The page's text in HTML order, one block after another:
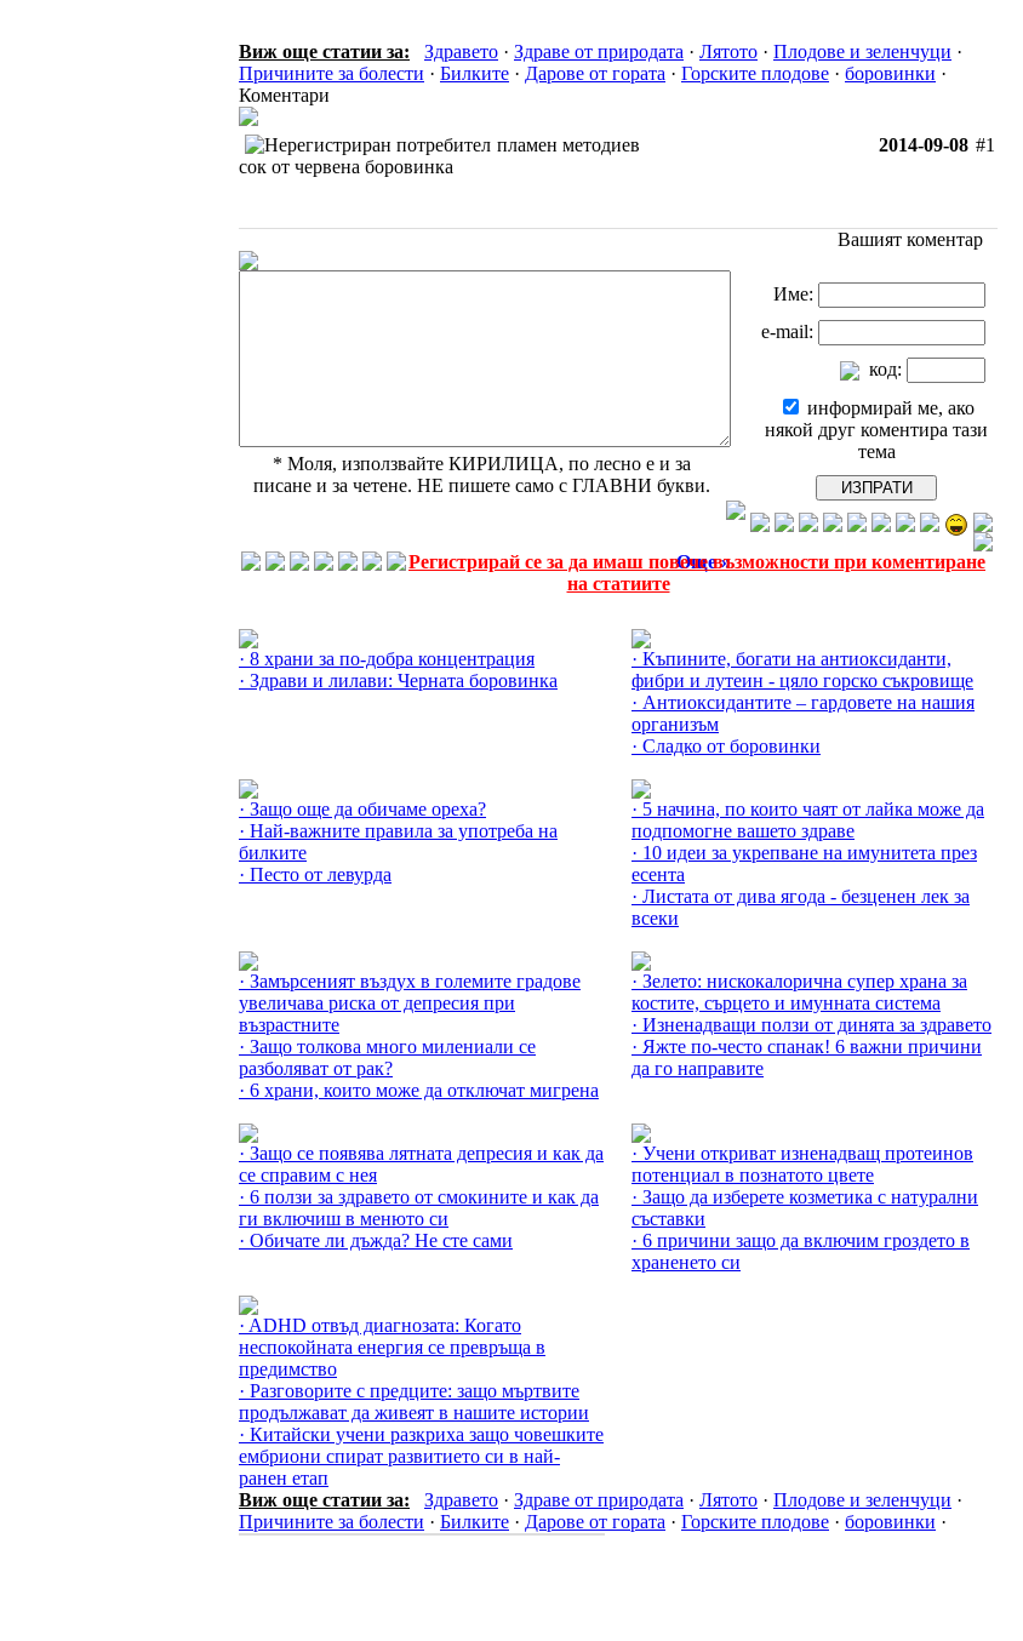
Виж още статии за: Здравето · Здраве от природата · Лятото · Плодове и зеленчуци ·
Причините за болести · Билките · Дарове от гората · Горските плодове · боровинки ·
Коментари
2014-09-08 #1
пламен методиев
сок от червена боровинка
Вашият коментар
* Моля, използвайте КИРИЛИЦА, по лесно е и за
писане и за четене. НЕ пишете само с ГЛАВНИ букви.
Име:
e-mail:
код:
информирай ме, ако
някой друг коментира тази
тема
Още »
Регистрирай се за да имаш повече възможности при коментиране
на статиите
· 8 храни за по-добра концентрация
· Здрави и лилави: Черната боровинка
· Къпините, богати на антиоксиданти,
фибри и лутеин - цяло горско съкровище
· Антиоксидантите – гардовете на нашия
организъм
· Сладко от боровинки
· Защо още да обичаме ореха?
· Най-важните правила за употреба на
билките
· Песто от левурда
· 5 начина, по които чаят от лайка може да
подпомогне вашето здраве
· 10 идеи за укрепване на имунитета през
есента
· Листата от дива ягода - безценен лек за
всеки
· Замърсеният въздух в големите градове
увеличава риска от депресия при
възрастните
· Защо толкова много милениали се
разболяват от рак?
· 6 храни, които може да отключат мигрена
· Зелето: нискокалорична супер храна за
костите, сърцето и имунната система
· Изненадващи ползи от динята за здравето
· Яжте по-често спанак! 6 важни причини
да го направите
· Защо се появява лятната депресия и как да
се справим с нея
· 6 ползи за здравето от смокините и как да
ги включиш в менюто си
· Обичате ли дъжда? Не сте сами
· Учени откриват изненадващ протеинов
потенциал в познатото цвете
· Защо да изберете козметика с натурални
съставки
· 6 причини защо да включим гроздето в
храненето си
· ADHD отвъд диагнозата: Когато
неспокойната енергия се превръща в
предимство
· Разговорите с предците: защо мъртвите
продължават да живеят в нашите истории
· Китайски учени разкриха защо човешките
ембриони спират развитието си в най-
ранен етап
Виж още статии за:
Здравето · Здраве от природата · Лятото · Плодове и зеленчуци ·
Причините за болести · Билките · Дарове от гората · Горските плодове · боровинки ·